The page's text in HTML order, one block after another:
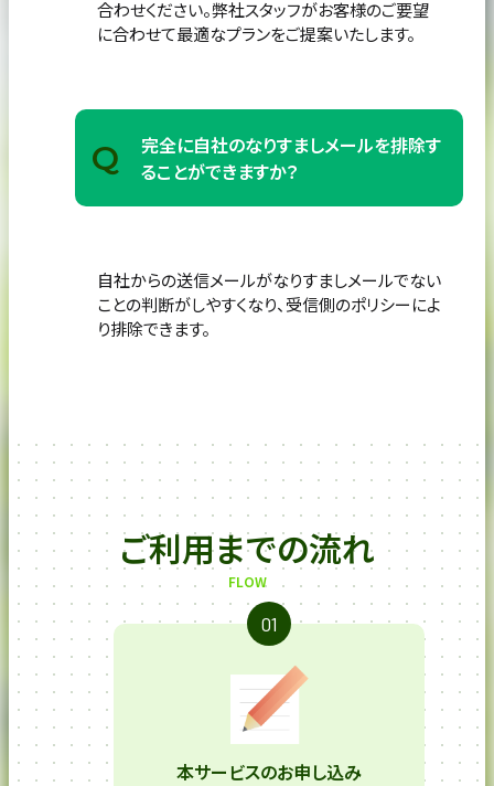
合わせください。弊社スタッフがお客様のご要望
に合わせて最適なプランをご提案いたします。
Q
完全に自社のなりすましメールを排除す
ることができますか？
自社からの送信メールがなりすましメールでない
ことの判断がしやすくなり、 受信側のポリシーによ
り排除できます。
ご利用までの流れ
FLOW
本サービスのお申し込み